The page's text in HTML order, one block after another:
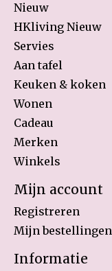
Nieuw
HKliving Nieuw
Servies
Aan tafel
Keuken & koken
Wonen
Cadeau
Merken
Winkels
Mijn account
Registreren
Mijn bestellingen
Informatie